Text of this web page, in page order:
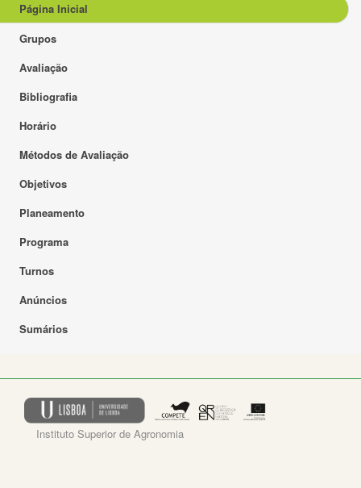
Página Inicial
Grupos
Avaliação
Bibliografia
Horário
Métodos de Avaliação
Objetivos
Planeamento
Programa
Turnos
Anúncios
Sumários
Instituto Superior de Agronomia